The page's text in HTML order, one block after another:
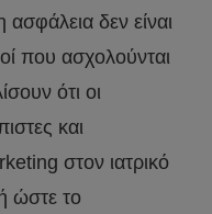
ασφάλεια δεν είναι
που ασχολούνται
ότι οι
και
στον ιατρικό
ώστε το